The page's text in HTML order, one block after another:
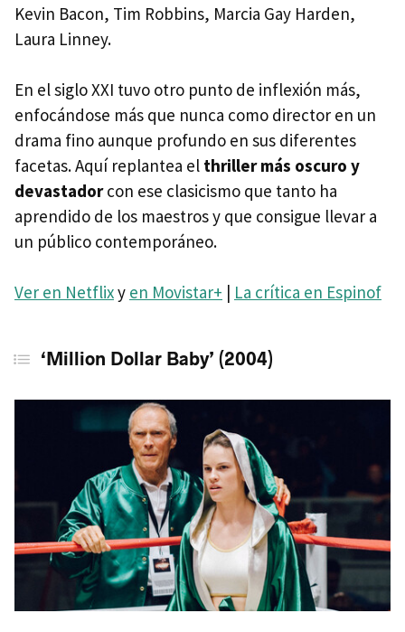
Kevin Bacon, Tim Robbins, Marcia Gay Harden,
Laura Linney.
En el siglo XXI tuvo otro punto de inflexión más,
enfocándose más que nunca como director en un
drama fino aunque profundo en sus diferentes
facetas. Aquí replantea el thriller más oscuro y
devastadorcon ese clasicismo que tanto ha
aprendido de los maestros y que consigue llevar a
un público contemporáneo.
Ver en Netflixy en Movistar+ | La crítica en Espinof
‘Million Dollar Baby’ (2004)